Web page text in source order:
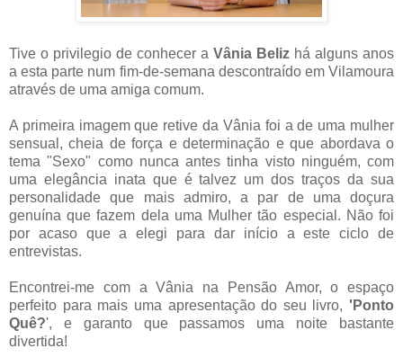
Tive o privilegio de conhecer a Vânia Beliz há alguns anos
a esta parte num fim-de-semana descontraído em Vilamoura
através de uma amiga comum.
A primeira imagem que retive da Vânia foi a de uma mulher
sensual, cheia de força e determinação e que abordava o
tema "Sexo" como nunca antes tinha visto ninguém, com
uma elegância inata que é talvez um dos traços da sua
personalidade que mais admiro, a par de uma doçura
genuína que fazem dela uma Mulher tão especial. Não foi
por acaso que a elegi para dar início a este ciclo de
entrevistas.
Encontrei-me com a Vânia na Pensão Amor, o espaço
perfeito para mais uma apresentação do seu livro, 'Ponto
Quê?', e garanto que passamos uma noite bastante
divertida!